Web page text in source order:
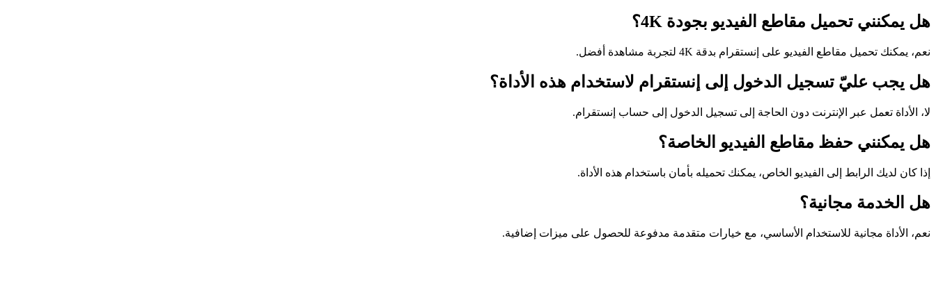
هل يمكنني تحميل مقاطع الفيديو بجودة 4K؟
نعم، يمكنك تحميل مقاطع الفيديو على إنستقرام بدقة 4K لتجربة مشاهدة أفضل.
هل يجب عليّ تسجيل الدخول إلى إنستقرام لاستخدام هذه الأداة؟
لا، الأداة تعمل عبر الإنترنت دون الحاجة إلى تسجيل الدخول إلى حساب إنستقرام.
هل يمكنني حفظ مقاطع الفيديو الخاصة؟
إذا كان لديك الرابط إلى الفيديو الخاص، يمكنك تحميله بأمان باستخدام هذه الأداة.
هل الخدمة مجانية؟
نعم، الأداة مجانية للاستخدام الأساسي، مع خيارات متقدمة مدفوعة للحصول على ميزات إضافية.